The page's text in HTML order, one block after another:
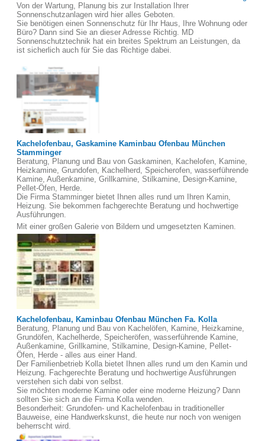
Von der Wartung, Planung bis zur Installation Ihrer
Sonnenschutzanlagen wird hier alles Geboten.
Sie benötigen einen Sonnenschutz für Ihr Haus, Ihre Wohnung oder
Büro? Dann sind Sie an dieser Adresse Richtig. MD
Sonnenschutztechnik hat ein breites Spektrum an Leistungen, da
ist sicherlich auch für Sie das Richtige dabei.
Kachelofenbau, Gaskamine Kaminbau Ofenbau München
Stamminger
Beratung, Planung und Bau von Gaskaminen, Kachelofen, Kamine,
Heizkamine, Grundofen, Kachelherd, Speicherofen, wasserführende
Kamine, Außenkamine, Grillkamine, Stilkamine, Design-Kamine,
Pellet-Öfen, Herde.
Die Firma Stamminger bietet Ihnen alles rund um Ihren Kamin,
Heizung. Sie bekommen fachgerechte Beratung und hochwertige
Ausführungen.
Mit einer großen Galerie von Bildern und umgesetzten Kaminen.
Kachelofenbau, Kaminbau Ofenbau München Fa. Kolla
Beratung, Planung und Bau von Kachelöfen, Kamine, Heizkamine,
Grundöfen, Kachelherde, Speicheröfen, wasserführende Kamine,
Außenkamine, Grillkamine, Stilkamine, Design-Kamine, Pellet-
Öfen, Herde - alles aus einer Hand.
Der Familienbetrieb Kolla bietet Ihnen alles rund um den Kamin und
Heizung. Fachgerechte Beratung und hochwertige Ausführungen
verstehen sich dabi von selbst.
Sie möchten moderne Kamine oder eine moderne Heizung? Dann
sollten Sie sich an die Firma Kolla wenden.
Besonderheit: Grundofen- und Kachelofenbau in traditioneller
Bauweise, eine Handwerkskunst, die heute nur noch von wenigen
beherrscht wird.